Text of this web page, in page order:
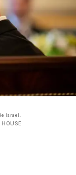
Israel.